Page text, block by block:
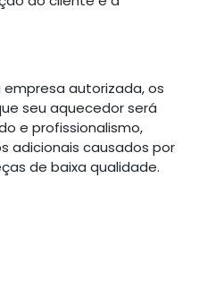
autorizada, os
seu aquecedor será
e profissionalismo,
adicionais causados por
de baixa qualidade.